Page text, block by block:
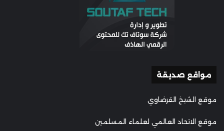
مواقع صديقة
موقع الشيخ القرضاوي
موقع الاتحاد العالمي لعلماء المسلمين